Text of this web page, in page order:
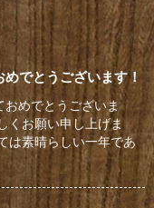
でとうございます！
めでとうございま
くお願い申し上げま
は素晴らしい一年であ